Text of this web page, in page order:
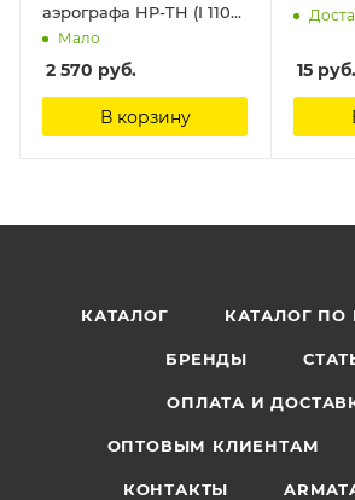
аэрографа HP-TH (I 110
6) Anest Iwata
Мало
2 570 руб.
В корзину
15 руб.
КАТАЛОГ КАТАЛОГ ПО
БРЕНДЫ
ОПЛАТА И
ОПТОВЫМ КЛИЕНТАМ
КОНТАКТЫ